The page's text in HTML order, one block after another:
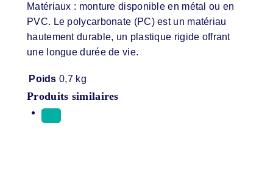
Matériaux : monture disponible en métal ou en
PVC. Le polycarbonate (PC) est un matériau
hautement durable, un plastique rigide offrant
une longue durée de vie.
Poids 0,7 kg
Produits similaires